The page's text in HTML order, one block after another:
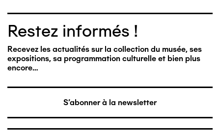
Restez informés !
Recevez les actualités sur la collection du musée, ses
expositions, sa programmation culturelle et bien plus
encore…
S'abonner à la newsletter